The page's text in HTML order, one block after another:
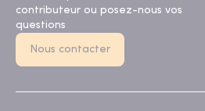
contributeur ou posez-nous vos
questions
Nous contacter